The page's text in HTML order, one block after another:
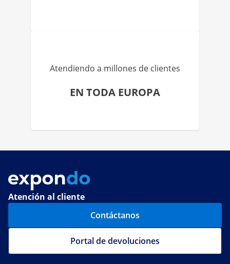
Atendiendo a millones de clientes
EN TODA EUROPA
Atención al cliente
Contáctanos
Portal de devoluciones